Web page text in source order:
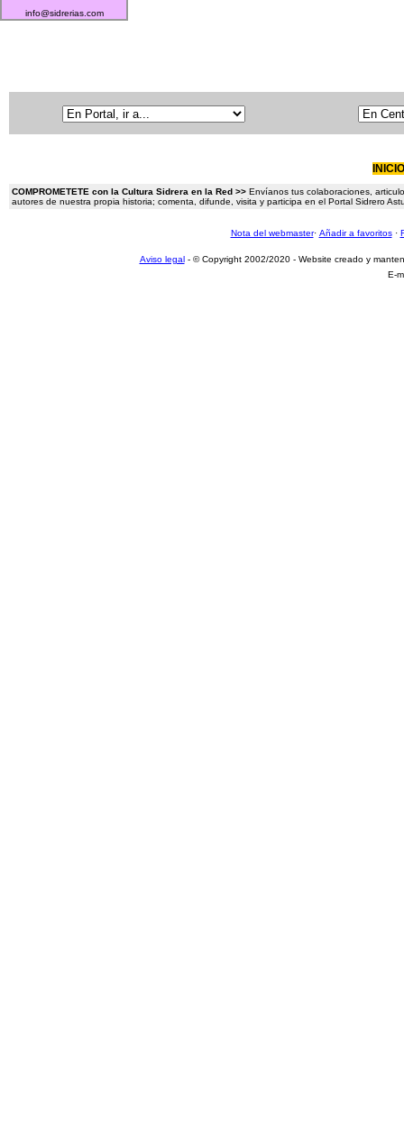
info@sidrerias.com
INICIO
COMPROMETETE con la Cultura Sidrera en la Red >> Envíanos tus colaboraciones,
autores de nuestra propia historia; comenta, difunde, visita y participa en el Portal Sidrero
Nota del webmaster· Añadir a favoritos·
Aviso legal- © Copyright 2002/2020 - Website creado y
E-